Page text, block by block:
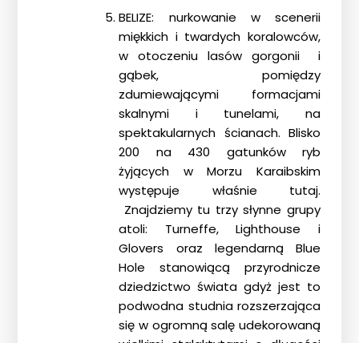
BELIZE: nurkowanie w scenerii
miękkich i twardych koralowców,
w otoczeniu lasów gorgonii i
gąbek, pomiędzy
zdumiewającymi formacjami
skalnymi i tunelami, na
spektakularnych ścianach. Blisko
200 na 430 gatunków ryb
żyjących w Morzu Karaibskim
występuje właśnie tutaj.
Znajdziemy tu trzy słynne grupy
atoli: Turneffe, Lighthouse i
Glovers oraz legendarną Blue
Hole stanowiącą przyrodnicze
dziedzictwo świata gdyż jest to
podwodna studnia rozszerzająca
się w ogromną salę udekorowaną